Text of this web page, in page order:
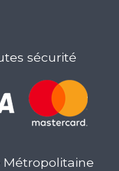
sécurité
Métropolitaine